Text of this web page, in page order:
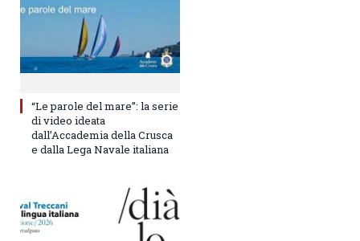
“Le parole del mare”: la serie
di video ideata
dall’Accademia della Crusca
e dalla Lega Navale italiana